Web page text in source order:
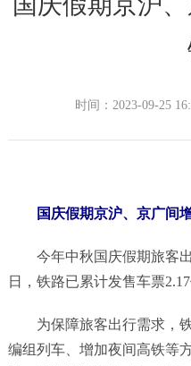
时间：2023-09-25
国庆假期京沪、京广间
今年中秋国庆假期旅客出
日，铁路已累计发售车票2.17
为保障旅客出行需求，铁
编组列车、增加夜间高铁等